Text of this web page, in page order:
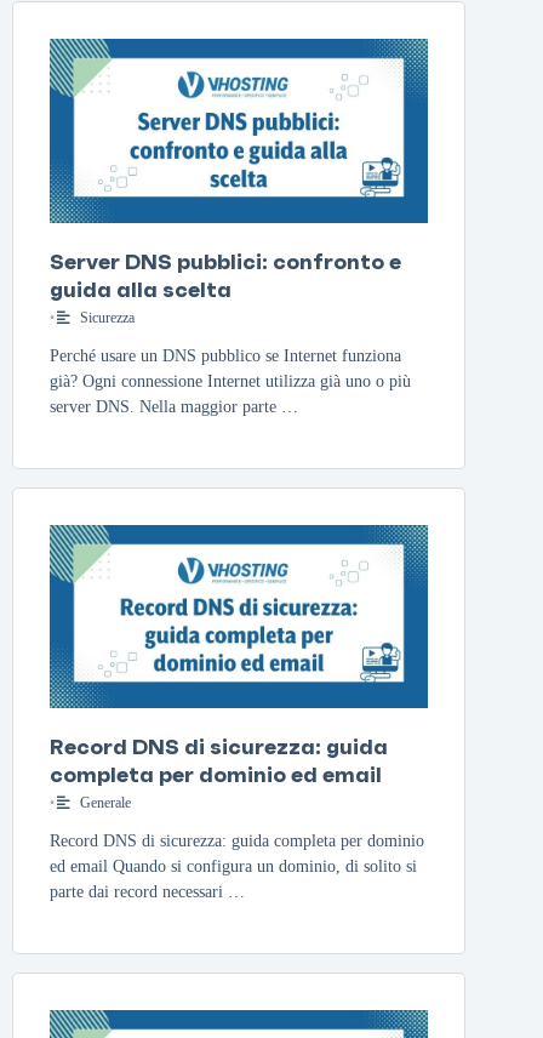
Server DNS pubblici: confronto e
guida alla scelta
• Sicurezza
Perché usare un DNS pubblico se Internet funziona
già? Ogni connessione Internet utilizza già uno o più
server DNS. Nella maggior parte …
Record DNS di sicurezza: guida
completa per dominio ed email
• Generale
Record DNS di sicurezza: guida completa per dominio
ed email Quando si configura un dominio, di solito si
parte dai record necessari …